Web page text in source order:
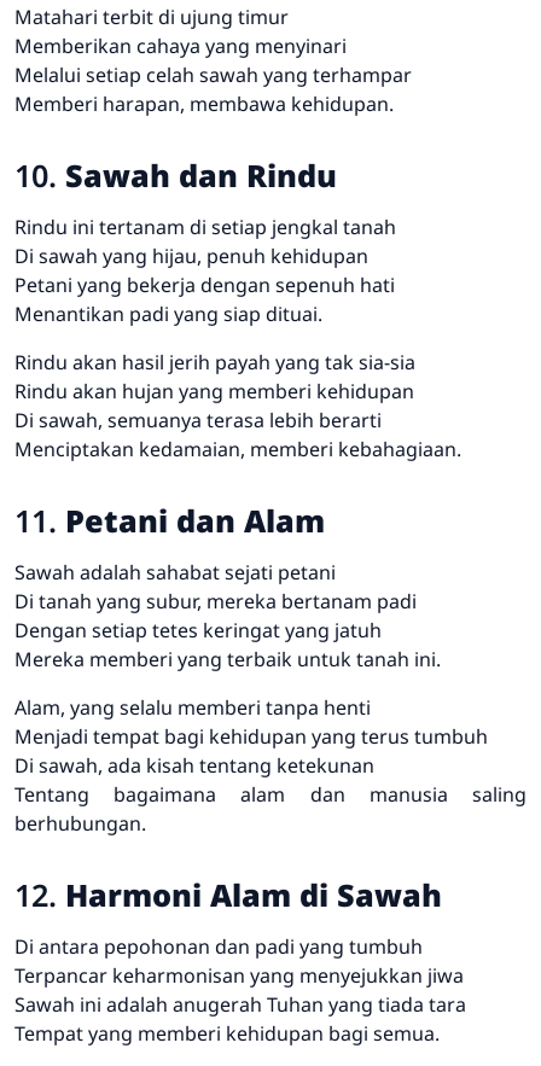
Matahari terbit di ujung timur
Memberikan cahaya yang menyinari
Melalui setiap celah sawah yang terhampar
Memberi harapan, membawa kehidupan.
10. Sawah dan Rindu
Rindu ini tertanam di setiap jengkal tanah
Di sawah yang hijau, penuh kehidupan
Petani yang bekerja dengan sepenuh hati
Menantikan padi yang siap dituai.
Rindu akan hasil jerih payah yang tak sia-sia
Rindu akan hujan yang memberi kehidupan
Di sawah, semuanya terasa lebih berarti
Menciptakan kedamaian, memberi kebahagiaan.
11. Petani dan Alam
Sawah adalah sahabat sejati petani
Di tanah yang subur, mereka bertanam padi
Dengan setiap tetes keringat yang jatuh
Mereka memberi yang terbaik untuk tanah ini.
Alam, yang selalu memberi tanpa henti
Menjadi tempat bagi kehidupan yang terus tumbuh
Di sawah, ada kisah tentang ketekunan
Tentang bagaimana alam dan manusia saling
berhubungan.
12. Harmoni Alam di Sawah
Di antara pepohonan dan padi yang tumbuh
Terpancar keharmonisan yang menyejukkan jiwa
Sawah ini adalah anugerah Tuhan yang tiada tara
Tempat yang memberi kehidupan bagi semua.